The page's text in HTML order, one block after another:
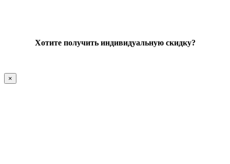
Хотите получить индивидуальную скидку?
×